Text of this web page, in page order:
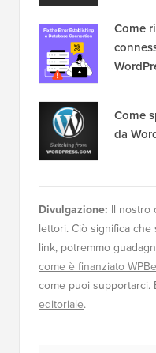
Come
Come
da
Divulgazione: Il nostro
lettori. Ciò significa
link, potremmo
come è finanziato
come puoi supportarci.
editoriale.